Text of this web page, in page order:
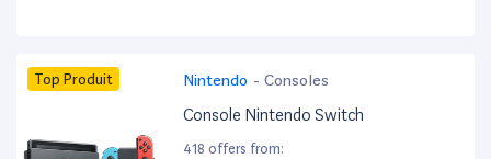
Top Produit Nintendo - Consoles
Console Nintendo Switch
418 offers from: